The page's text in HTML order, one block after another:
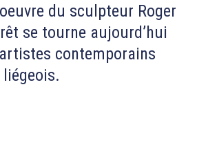
du sculpteur Roger
se tourne aujourd’hui
contemporains